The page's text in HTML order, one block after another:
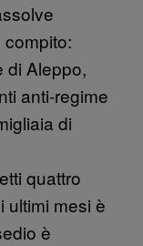
di Aleppo,
anti-regime
di
quattro
ultimi mesi è
è